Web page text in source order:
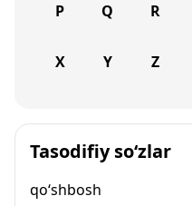
P Q R
X Y Z
Tasodifiy so‘zlar
qo‘shbosh